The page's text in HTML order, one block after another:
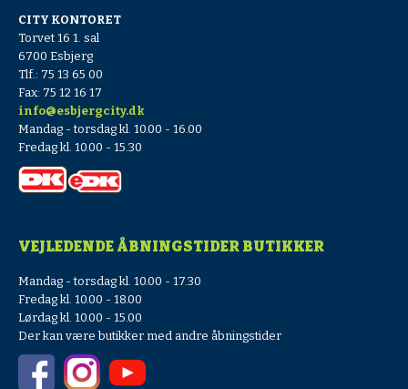
CITY KONTORET
Torvet 16 1. sal
6700 Esbjerg
Tlf.: 75 13 65 00
Fax: 75 12 16 17
info@esbjergcity.dk
Mandag - torsdag kl. 10.00 - 16.00
Fredag kl. 10.00 - 15.30
VEJLEDENDE ÅBNINGSTIDER BUTIKKER
Mandag - torsdag kl. 10.00 - 17.30
Fredag kl. 10.00 - 18.00
Lørdag kl. 10.00 - 15.00
Der kan være butikker med andre åbningstider